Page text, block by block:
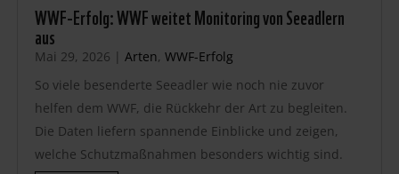
WWF-Erfolg: WWF weitet Monitoring von Seeadlern
aus
Mai 29, 2026 | Arten, WWF-Erfolg
So viele besenderte Seeadler wie noch nie zuvor
helfen dem WWF, die Rückkehr der Art zu begleiten.
Die Daten liefern spannende Einblicke und zeigen,
welche Schutzmaßnahmen besonders wichtig sind.